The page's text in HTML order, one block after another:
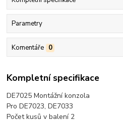
Parametry
Komentáře 0
Kompletní specifikace
DE7025 Montážní konzola
Pro DE7023, DE7033
Počet kusů v balení 2